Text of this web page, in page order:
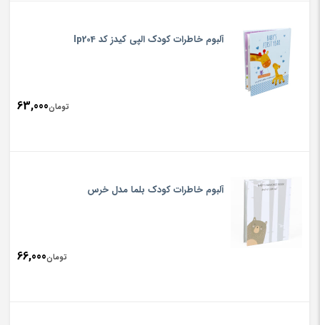
آلبوم خاطرات کودک الپی کیدز کد lp204
تومان63,000
آلبوم خاطرات کودک بلما مدل خرس
تومان66,000